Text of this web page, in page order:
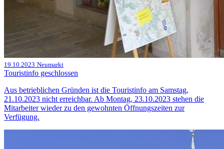
19.10.2023 Neumarkt
Touristinfo geschlossen
Aus betrieblichen Gründen ist die Touristinfo am Samstag,
21.10.2023 nicht erreichbar. Ab Montag, 23.10.2023 stehen die
Mitarbeiter wieder zu den gewohnten Öffnungszeiten zur
Verfügung.